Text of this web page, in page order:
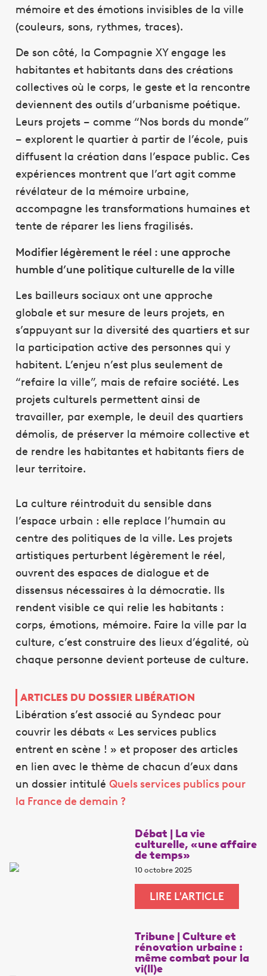
mémoire et des émotions invisibles de la ville
(couleurs, sons, rythmes, traces).
De son côté, la Compagnie XY engage les
habitantes et habitants dans des créations
collectives où le corps, le geste et la rencontre
deviennent des outils d’urbanisme poétique.
Leurs projets – comme “Nos bords du monde”
– explorent le quartier à partir de l’école, puis
diffusent la création dans l’espace public. Ces
expériences montrent que l’art agit comme
révélateur de la mémoire urbaine,
accompagne les transformations humaines et
tente de réparer les liens fragilisés.
Modifier légèrement le réel : une approche
humble d’une politique culturelle de la ville
Les bailleurs sociaux ont une approche
globale et sur mesure de leurs projets, en
s’appuyant sur la diversité des quartiers et sur
la participation active des personnes qui y
habitent. L’enjeu n’est plus seulement de
“refaire la ville”, mais de refaire société. Les
projets culturels permettent ainsi de
travailler, par exemple, le deuil des quartiers
démolis, de préserver la mémoire collective et
de rendre les habitantes et habitants fiers de
leur territoire.
La culture réintroduit du sensible dans
l’espace urbain : elle replace l’humain au
centre des politiques de la ville. Les projets
artistiques perturbent légèrement le réel,
ouvrent des espaces de dialogue et de
dissensus nécessaires à la démocratie. Ils
rendent visible ce qui relie les habitants :
corps, émotions, mémoire. Faire la ville par la
culture, c’est construire des lieux d’égalité, où
chaque personne devient porteuse de culture.
ARTICLES DU DOSSIER LIBÉRATION
Libération s’est associé au Syndeac pour
couvrir les débats « Les services publics
entrent en scène ! » et proposer des articles
en lien avec le thème de chacun d’eux dans
un dossier intitulé Quels services publics pour
la France de demain ?
Débat | La vie
culturelle, «une affaire
de temps»
10 octobre 2025
LIRE L'ARTICLE
Tribune | Culture et
rénovation urbaine :
même combat pour la
vi(ll)e